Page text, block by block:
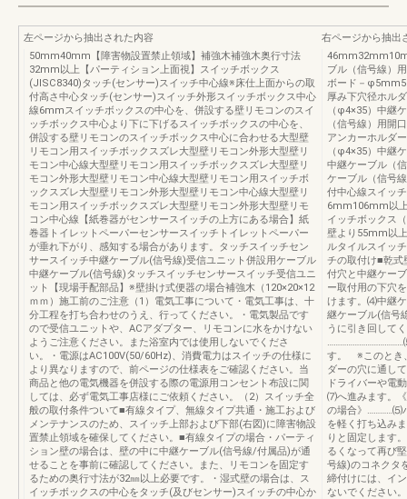
左ページから抽出された内容
50mm40mm【障害物設置禁止領域】補強木補強木奥行寸法
32mm以上【パーティション上面視】スイッチボックス
(JISC8340)タッチ(センサー)スイッチ中心線※床仕上面からの取
付高さ中心タッチ(センサー)スイッチ外形スイッチボックス中心
線6mmスイッチボックスの中心を、併設する壁リモコンのスイ
ッチボックス中心より下に下げるスイッチボックスの中心を、
併設する壁リモコンのスイッチボックス中心に合わせる大型壁
リモコン用スイッチボックスズレ大型壁リモコン外形大型壁リ
モコン中心線大型壁リモコン用スイッチボックスズレ大型壁リ
モコン外形大型壁リモコン中心線大型壁リモコン用スイッチボ
ックスズレ大型壁リモコン外形大型壁リモコン中心線大型壁リ
モコン用スイッチボックスズレ大型壁リモコン外形大型壁リモ
コン中心線【紙巻器がセンサースイッチの上方にある場合】紙
巻器トイレットペーパーセンサースイッチトイレットペーパー
が垂れ下がり、感知する場合があります。タッチスイッチセン
サースイッチ中継ケーブル(信号線)受信ユニット併設用ケーブル
中継ケーブル(信号線)タッチスイッチセンサースイッチ受信ユニ
ット【現場手配部品】※壁掛け式便器の場合補強木（120×20×12
ｍｍ）施工前のご注意（1）電気工事について・電気工事は、十
分工程を打ち合わせのうえ、行ってください。・電気製品です
ので受信ユニットや、ACアダプター、リモコンに水をかけない
ようご注意ください。また浴室内では使用しないでくださ
い。・電源はAC100V(50/60Hz)、消費電力はスイッチの仕様に
より異なりますので、前ページの仕様表をご確認ください。当
商品と他の電気機器を併設する際の電源用コンセント布設に関
しては、必ず電気工事店様にご依頼ください。（2）スイッチ全
般の取付条件ついて■有線タイプ、無線タイプ共通・施工および
メンテナンスのため、スイッチ上部および下部(右図)に障害物設
置禁止領域を確保してください。■有線タイプの場合・パーティ
ション壁の場合は、壁の中に中継ケーブル(信号線/付属品)が通
せることを事前に確認してください。また、リモコンを固定す
るための奥行寸法が32㎜以上必要です。・湿式壁の場合は、ス
イッチボックスの中心をタッチ(及びセンサー)スイッチの中心か
右ページから抽出
ブル（信号線）
ボード－
厚み下穴径ホル
（φ4×35）中継
（信号線）用開
アンカーホルダ
（φ4×35）中継
中継ケーブル（
ケーブル（信号
付中心線スイッ
6mm106mm以
イッチボックス
壁より55mm以
ルタイルスイッ
チの取付け■乾
付穴と中継ケー
ー取付用の下穴
けます。⑷中継
継ケーブル(信号
うに引き回して
す。 ※このとき
ダーの穴に通し
ドライバーや電
⑺へ進みます。
の場合》…………⑸
を軽く打ち込み
りと固定します
るくなって再び
号線)のコネクタ
締付けには、イ
ないでください